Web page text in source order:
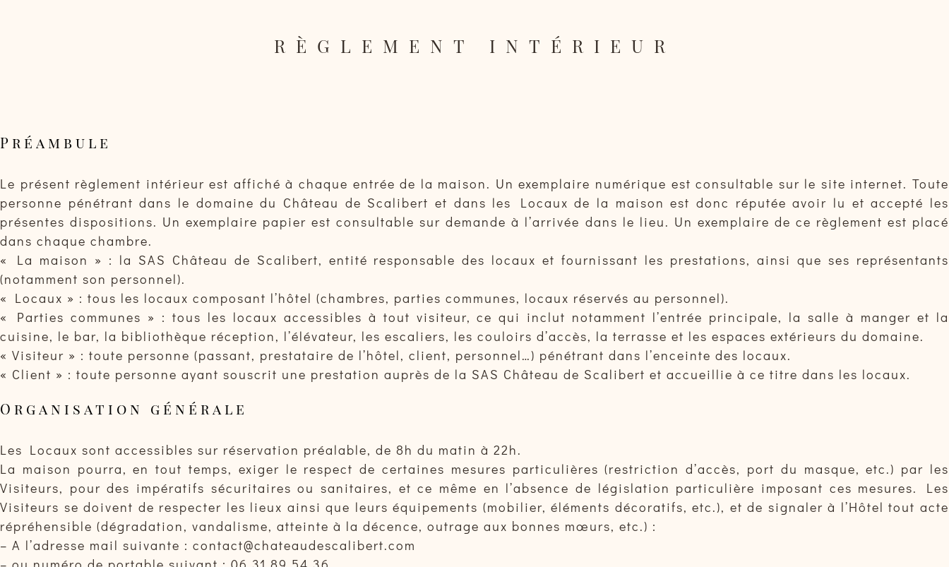
RÈGLEMENT INTÉRIEUR
Préambule
Le présent règlement intérieur est affiché à chaque entrée de la maison. Un exemplaire numérique est consultable sur le site internet. Toute
personne pénétrant dans le domaine du Château de Scalibert et dans les Locaux de la maison est donc réputée avoir lu et accepté les
présentes dispositions. Un exemplaire papier est consultable sur demande à l’arrivée dans le lieu. Un exemplaire de ce règlement est placé
dans chaque chambre.
« La maison » : la SAS Château de Scalibert, entité responsable des locaux et fournissant les prestations, ainsi que ses représentants
(notamment son personnel).
« Locaux » : tous les locaux composant l’hôtel (chambres, parties communes, locaux réservés au personnel).
« Parties communes » : tous les locaux accessibles à tout visiteur, ce qui inclut notamment l’entrée principale, la salle à manger et la
cuisine, le bar, la bibliothèque réception, l’élévateur, les escaliers, les couloirs d’accès, la terrasse et les espaces extérieurs du domaine.
« Visiteur » : toute personne (passant, prestataire de l’hôtel, client, personnel…) pénétrant dans l’enceinte des locaux.
« Client » : toute personne ayant souscrit une prestation auprès de la SAS Château de Scalibert et accueillie à ce titre dans les locaux.
Organisation générale
Les Locaux sont accessibles sur réservation préalable, de 8h du matin à 22h.
La maison pourra, en tout temps, exiger le respect de certaines mesures particulières (restriction d’accès, port du masque, etc.) par les
Visiteurs, pour des impératifs sécuritaires ou sanitaires, et ce même en l’absence de législation particulière imposant ces mesures. Les
Visiteurs se doivent de respecter les lieux ainsi que leurs équipements (mobilier, éléments décoratifs, etc.), et de signaler à l’Hôtel tout acte
répréhensible (dégradation, vandalisme, atteinte à la décence, outrage aux bonnes mœurs, etc.) :
– A l’adresse mail suivante : contact@chateaudescalibert.com